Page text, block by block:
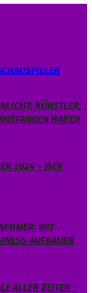
KÜNSTLER, D
HABEN
2024 – WER
WIE
AUFBAUEN
ALLER ZEITEN – V